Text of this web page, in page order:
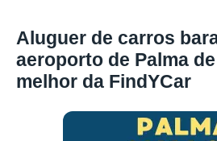
Aluguer de carros
aeroporto de Palma
melhor da FindYCar